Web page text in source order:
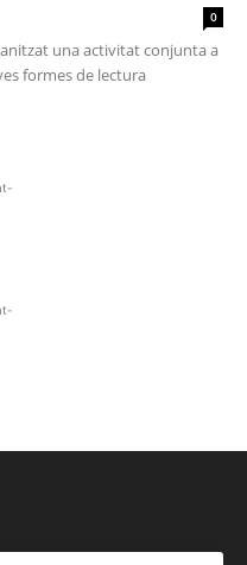
0
una activitat conjunta a
formes de lectura